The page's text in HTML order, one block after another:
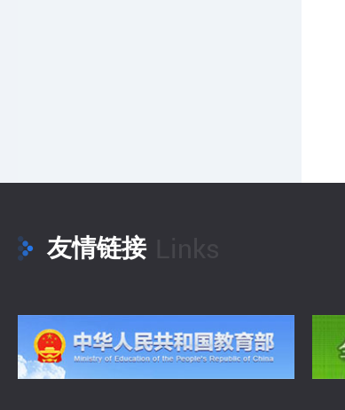
友情链接